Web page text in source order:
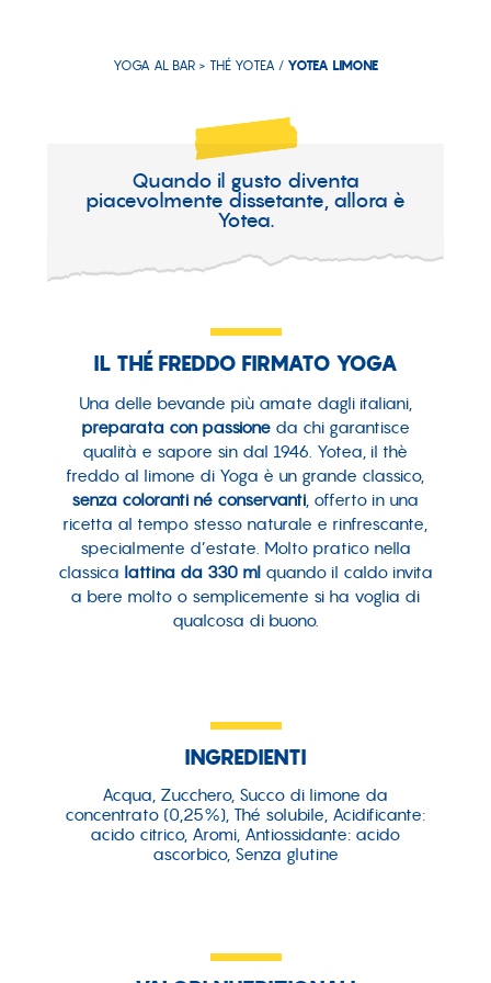
YOGA AL BAR > THÉ YOTEA / YOTEA LIMONE
Quando il gusto diventa
piacevolmente dissetante, allora è
Yotea.
IL THÉ FREDDO FIRMATO YOGA
Una delle bevande più amate dagli italiani,
preparata con passioneda chi garantisce
qualità e sapore sin dal 1946. Yotea, il thè
freddo al limone di Yoga è un grande classico,
senza coloranti né conservanti, offerto in una
ricetta al tempo stesso naturale e rinfrescante,
specialmente d’estate. Molto pratico nella
classica lattina da 330 mlquando il caldo invita
a bere molto o semplicemente si ha voglia di
qualcosa di buono.
INGREDIENTI
Acqua, Zucchero, Succo di limone da
concentrato (0,25%), Thé solubile, Acidificante:
acido citrico, Aromi, Antiossidante: acido
ascorbico, Senza glutine